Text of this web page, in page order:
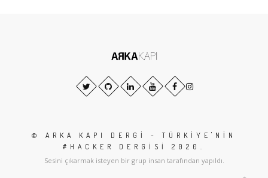
© ARKA KAPI DERGI - TÜRKIYE'NIN
#HACKER DERGISI 2020.
Sesini çıkarmak isteyen bir grup insan tarafından yapıldı.